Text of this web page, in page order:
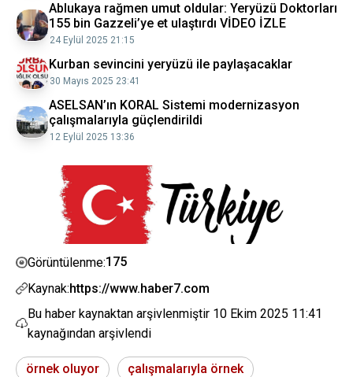
Ablukaya rağmen umut oldular: Yeryüzü Doktorları
155 bin Gazzeli’ye et ulaştırdı VİDEO İZLE
24 Eylül 2025 21:15
Kurban sevincini yeryüzü ile paylaşacaklar
30 Mayıs 2025 23:41
ASELSAN’ın KORAL Sistemi modernizasyon
çalışmalarıyla güçlendirildi
12 Eylül 2025 13:36
Görüntülenme:175
Kaynak:https://www.haber7.com
Bu haber kaynaktan arşivlenmiştir 10 Ekim 2025 11:41
kaynağından arşivlendi
örnek oluyor çalışmalarıyla örnek